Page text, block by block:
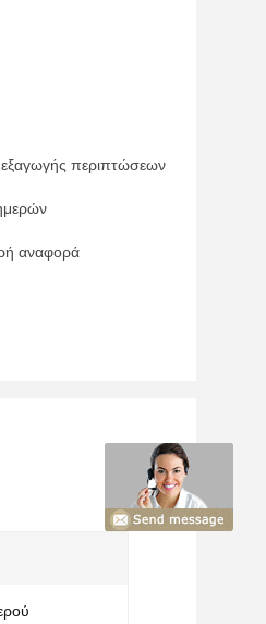
εξαγωγής περιπτώσεων
αναφορά